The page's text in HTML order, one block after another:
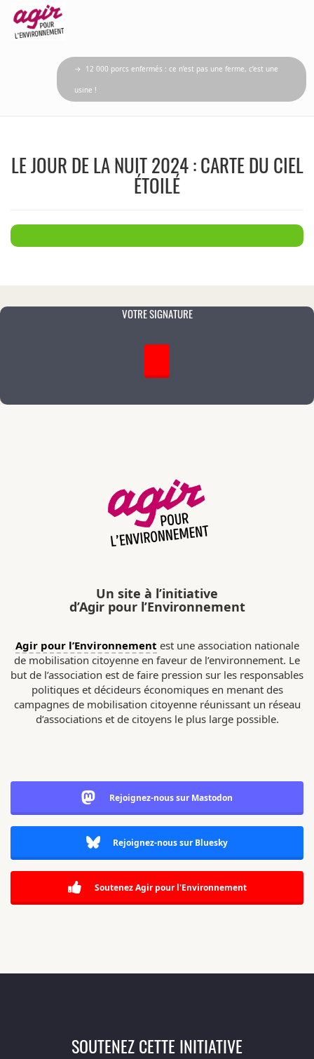
→ 12 000 porcs enfermés : ce n’est pas une ferme, c’est une
usine !
LE JOUR DE LA NUIT 2024 : CARTE DU CIEL
ÉTOILÉ
VOTRE SIGNATURE
Un site à l’initiative
d’Agir pour l’Environnement
Agir pour l’Environnement est une association nationale
de mobilisation citoyenne en faveur de l’environnement. Le
but de l’association est de faire pression sur les responsables
politiques et décideurs économiques en menant des
campagnes de mobilisation citoyenne réunissant un réseau
d’associations et de citoyens le plus large possible.
Rejoignez-nous sur Mastodon
Rejoignez-nous sur Bluesky
Soutenez Agir pour l'Environnement
SOUTENEZ CETTE INITIATIVE